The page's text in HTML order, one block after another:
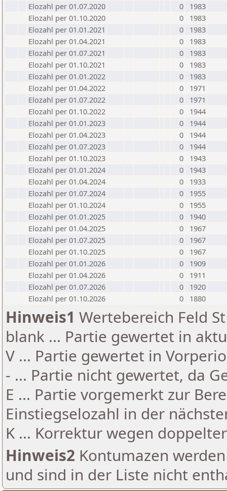
Elozahl per 01.07.2020
0
1983
Elozahl per 01.10.2020
0
1983
Elozahl per 01.01.2021
0
1983
Elozahl per 01.04.2021
0
1983
Elozahl per 01.07.2021
0
1983
Elozahl per 01.10.2021
0
1983
Elozahl per 01.01.2022
0
1983
Elozahl per 01.04.2022
0
1971
Elozahl per 01.07.2022
0
1971
Elozahl per 01.10.2022
0
1944
Elozahl per 01.01.2023
0
1944
Elozahl per 01.04.2023
0
1944
Elozahl per 01.07.2023
0
1944
Elozahl per 01.10.2023
0
1943
Elozahl per 01.01.2024
0
1943
Elozahl per 01.04.2024
0
1933
Elozahl per 01.07.2024
0
1955
Elozahl per 01.10.2024
0
1955
Elozahl per 01.01.2025
0
1940
Elozahl per 01.04.2025
0
1967
Elozahl per 01.07.2025
0
1967
Elozahl per 01.10.2025
0
1967
Elozahl per 01.01.2026
0
1909
Elozahl per 01.04.2026
0
1911
Elozahl per 01.07.2026
0
1920
Elozahl per 01.10.2026
0 1880
Hinweis1 Wertebereich Feld
blank ... Partie gewertet in
V ... Partie gewertet in
- ... Partie nicht gewertet, da
E ... Partie vorgemerkt zur
Einstiegselozahl in der
K ... Korrektur wegen
Hinweis2 Kontumazen
und sind in der Liste nicht